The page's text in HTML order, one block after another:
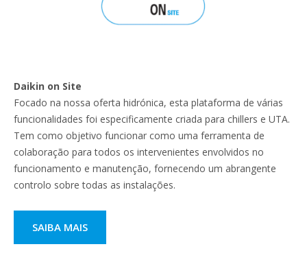
Daikin on Site
Focado na nossa oferta hidrónica, esta plataforma de várias
funcionalidades foi especificamente criada para chillers e UTA.
Tem como objetivo funcionar como uma ferramenta de
colaboração para todos os intervenientes envolvidos no
funcionamento e manutenção, fornecendo um abrangente
controlo sobre todas as instalações.
SAIBA MAIS